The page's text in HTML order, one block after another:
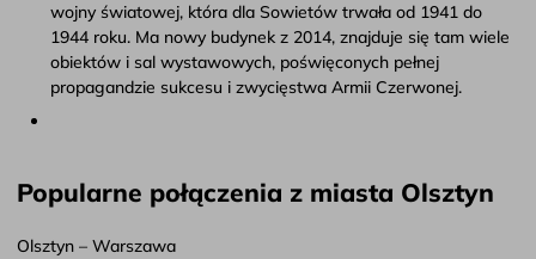
wojny światowej, która dla Sowietów trwała od 1941 do
1944 roku. Ma nowy budynek z 2014, znajduje się tam wiele
obiektów i sal wystawowych, poświęconych pełnej
propagandzie sukcesu i zwycięstwa Armii Czerwonej.
Popularne połączenia z miasta Olsztyn
Olsztyn – Warszawa